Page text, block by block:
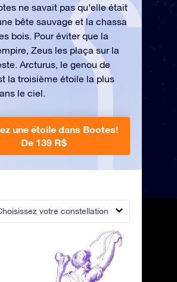
votre constellation
ne savait pas qu’elle était
bête sauvage et la chassa
bois. Pour éviter que la
Zeus les plaça sur la
Arcturus, le genou de
la troisième étoile la plus
le ciel.
une étoile dans Bootes!
De 139 R$